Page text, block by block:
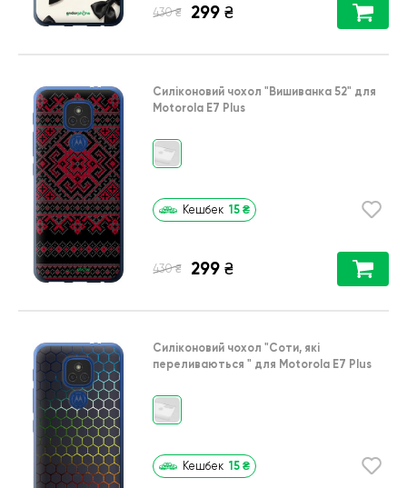
430 ₴ 299 ₴
Силіконовий чохол "Вишиванка 52" для
Motorola E7 Plus
Кешбек 15 ₴
430 ₴ 299 ₴
Силіконовий чохол "Соти, які
переливаються " для Motorola E7 Plus
Кешбек 15 ₴